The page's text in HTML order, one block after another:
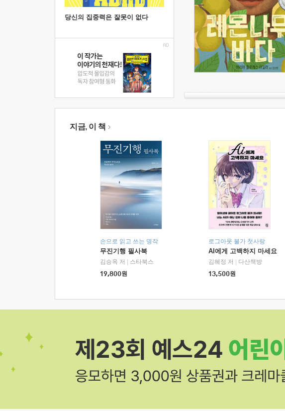
당신의 집중력은 잘못이 없다
지금, 이 책
손으로 읽고 쓰는 명작
무진기행 필사북
김승옥 저
스타북스
19,800원
로그아웃 불가 첫사랑
AI에게 고백하지 마세요
김혜정 저
다산책방
13,500원